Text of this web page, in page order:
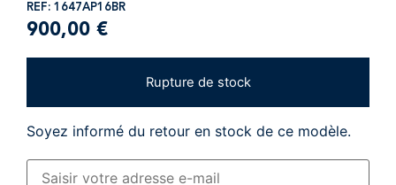
REF: 1647AP16BR
900,00 €
Rupture de stock
Soyez informé du retour en stock de ce modèle.